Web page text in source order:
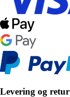
Levering og retur